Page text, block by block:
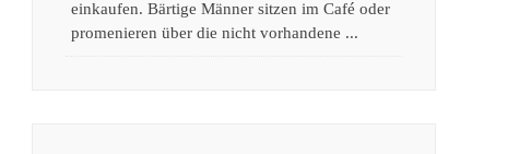
einkaufen. Bärtige Männer sitzen im Café oder
promenieren über die nicht vorhandene ...